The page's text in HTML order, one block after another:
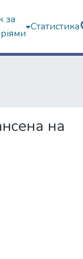
за
Статистика
на